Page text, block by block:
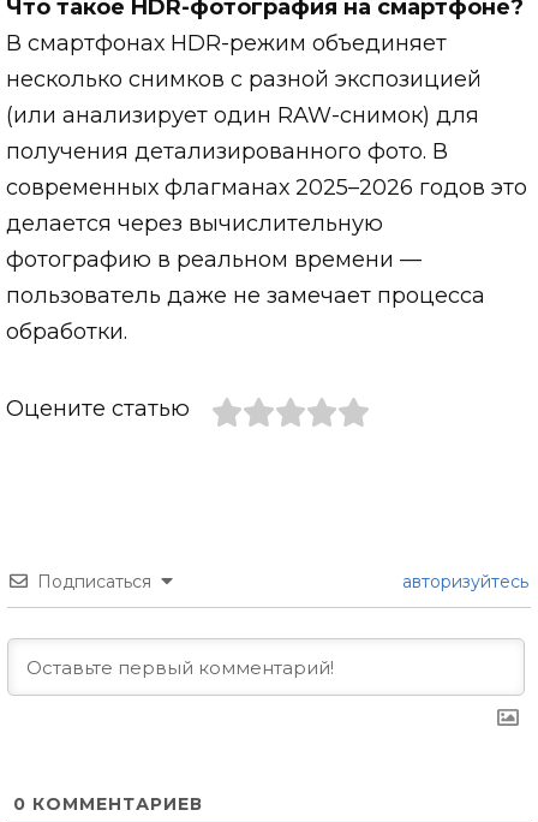
Что такое HDR-фотография на смартфоне?
В смартфонах HDR-режим объединяет
несколько снимков с разной экспозицией
(или анализирует один RAW-снимок) для
получения детализированного фото. В
современных флагманах 2025–2026 годов это
делается через вычислительную
фотографию в реальном времени —
пользователь даже не замечает процесса
обработки.
Оцените статью
Подписаться авторизуйтесь
0 КОММЕНТАРИЕВ